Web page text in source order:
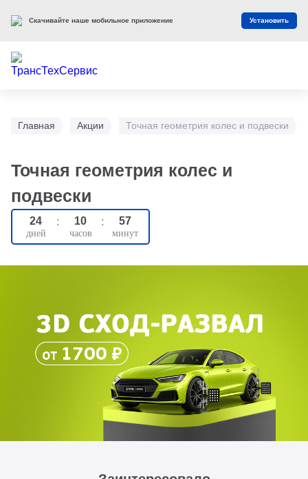
Главная Акции Точная геометрия колес и подвески
Точная геометрия колес и
подвески
24 : 10 : 57
Скачивайте наше мобильное приложение Установить